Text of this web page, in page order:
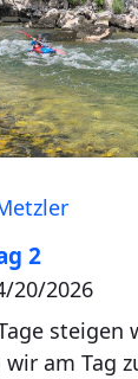
2
20/2026
steigen
am Tag